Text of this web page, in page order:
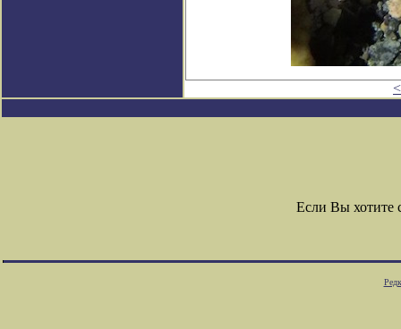
Если Вы хотите